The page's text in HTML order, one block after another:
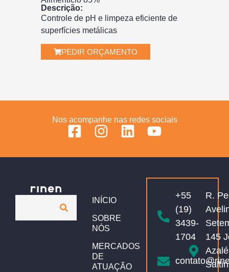
Descrição:
Controle de pH e limpeza eficiente de
superfícies metálicas
PEDIR ORÇAMENTO
Nos acompanhe nas redes sociais
INÍCIO
SOBRE
NÓS
MERCADOS
DE
ATUAÇÃO
+55
(19)
3439-
1704
R.
145